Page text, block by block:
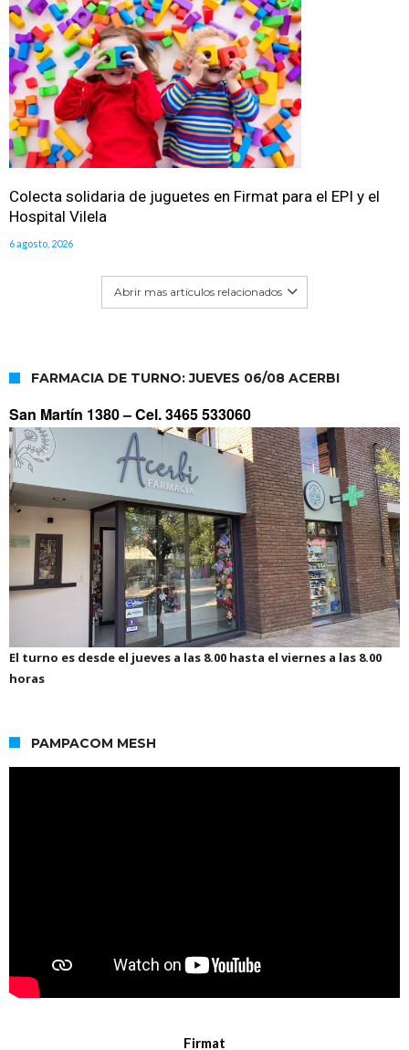
Colecta solidaria de juguetes en Firmat para el EPI y el
Hospital Vilela
6 agosto, 2026
Abrir mas artículos relacionados
FARMACIA DE TURNO: JUEVES 06/08 ACERBI
San Martín 1380 –Cel. 3465 533060
El turno es desde el jueves a las 8.00 hasta el viernes a las 8.00
horas
PAMPACOM MESH
Firmat